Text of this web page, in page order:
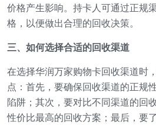
价格产生影响。持卡人可通过正规
格，以便做出合理的回收决策。
三、如何选择合适的回收渠道
在选择华润万家购物卡回收渠道时
点：首先，要确保回收渠道的正规
陷阱；其次，要对比不同渠道的回
性价比最高的回收方案；最后，要